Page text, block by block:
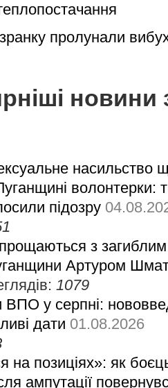
пролунали
новини
насильство
волонтерки:
підозру
з загиблим
Артуром
1079
ВПО у серпні:
дати 01.08.2026
позиціях»: як
ампутації